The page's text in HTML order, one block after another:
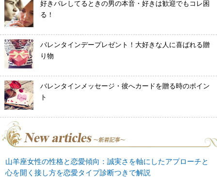
好きバレしてるときの男の本音・好きは歓迎でもコレ困
る！
バレンタインデープレゼント！大好きな人に喜ばれる贈
り物
バレンタインメッセージ・彼へカードを贈る時のポイン
ト
山羊座女性の性格と恋愛傾向：誠実さを軸にしたアプローチと
心を開く接し方を恋愛タイプ診断つきで解説